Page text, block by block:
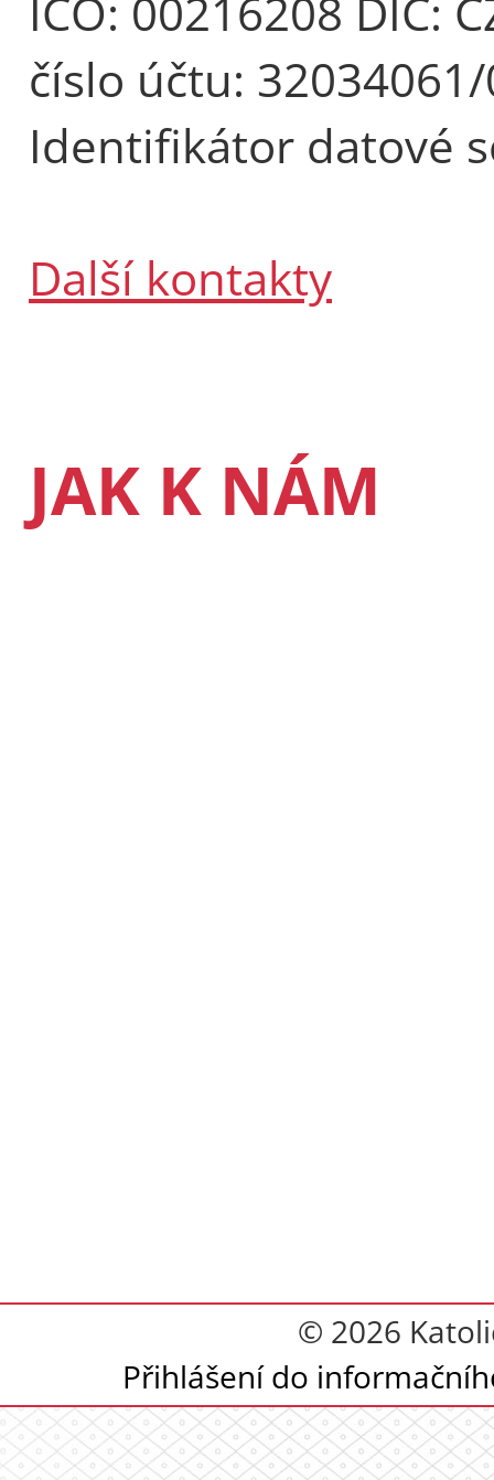
číslo účtu:
Identifikátor datové
Další kontakty
JAK K NÁM
© 2026
Přihlášení do